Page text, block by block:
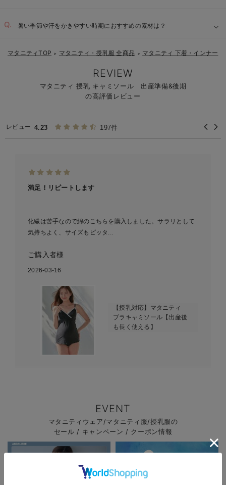
暑い季節や汗をかきやすい時期におすすめの素材は？
マタニティTOP ＞ マタニティ・授乳服 全商品 ＞ マタニティ 下着・インナー
REVIEW
マタニティ 授乳 キャミソール 出産準備&後期
の高評価レビュー
レビュー 4.23 197件
満足！リピートします
化繊は苦手なので綿のこちらを購入しました。サラリとして
気持ちよく、サイズもピッタ...
ご購入者様
2026-03-16
【授乳対応】マタニティ
ブラキャミソール【出産後
も長く使える】
EVENT
マタニティウェア/マタニティ服/授乳服の
セール / キャンペーン / クーポン情報